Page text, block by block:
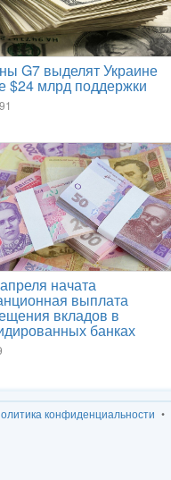
конфиденциальности